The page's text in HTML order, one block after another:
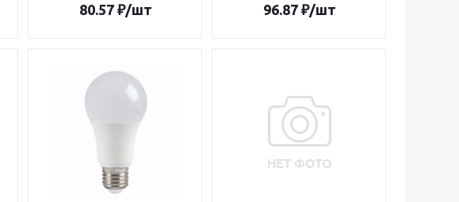
80.57₽/шт 96.87₽/шт